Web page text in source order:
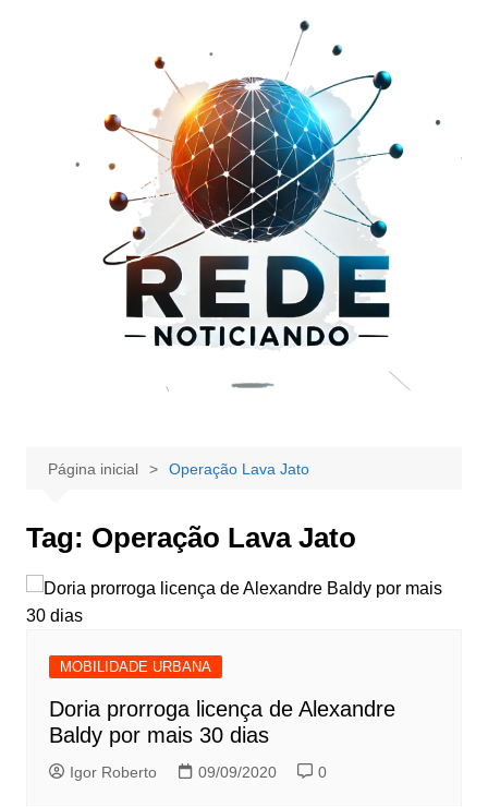
Página inicial Operação Lava Jato
Tag: Operação Lava Jato
MOBILIDADE URBANA
Doria prorroga licença de Alexandre
Baldy por mais 30 dias
Igor Roberto 09/09/2020 0